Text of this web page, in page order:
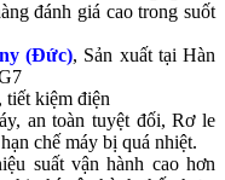
đánh giá cao trong suốt
(Đức), Sản xuất tại Hàn
tiết kiệm điện
an toàn tuyệt đối, Rơ le
chế máy bị quá nhiệt.
suất vận hành cao hơn